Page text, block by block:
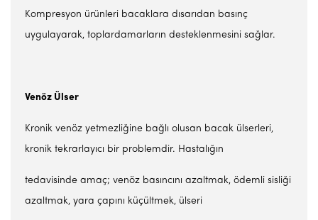
Kompresyon ürünleri bacaklara dısarıdan basınç
uygulayarak, toplardamarların desteklenmesini sağlar.
Venöz Ülser
Kronik venöz yetmezliğine bağlı olusan bacak ülserleri,
kronik tekrarlayıcı bir problemdir. Hastalığın
tedavisinde amaç; venöz basıncını azaltmak, ödemli sisliği
azaltmak, yara çapını küçültmek, ülseri